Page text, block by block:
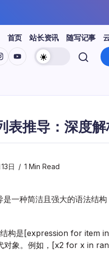
首页 站长资讯 随写记事
www.instagram.com/
https://youtube.com/
推导：深度
日
1 Min Read
一种简洁且强大的语法结
构是[expression for item
对象。例如，[x2 for x in